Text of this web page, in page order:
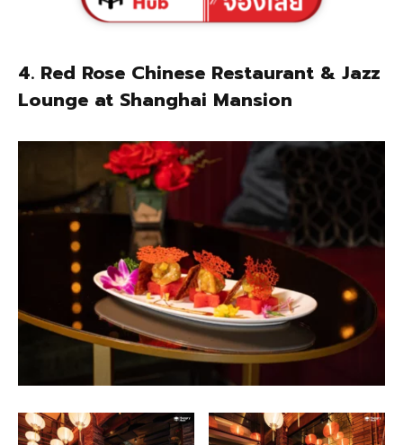
4. Red Rose Chinese Restaurant & Jazz
Lounge at Shanghai Mansion